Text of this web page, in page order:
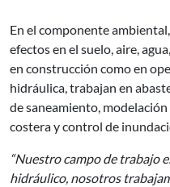
En el componente
efectos en el suelo, aire,
en construcción como en
hidráulica, trabajan en
de saneamiento,
costera y control de
“Nuestro campo de trabajo
hidráulico, nosotros